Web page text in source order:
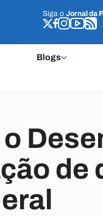
Siga o Jornal da
Blogs
Siga o Jornal da
de